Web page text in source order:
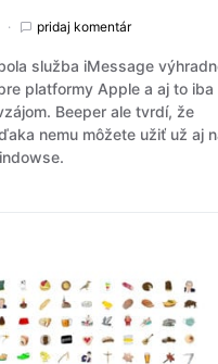
pridaj komentár
služba iMessage
platformy Apple a aj to iba
Beeper ale tvrdí, že
nemu môžete užiť už aj